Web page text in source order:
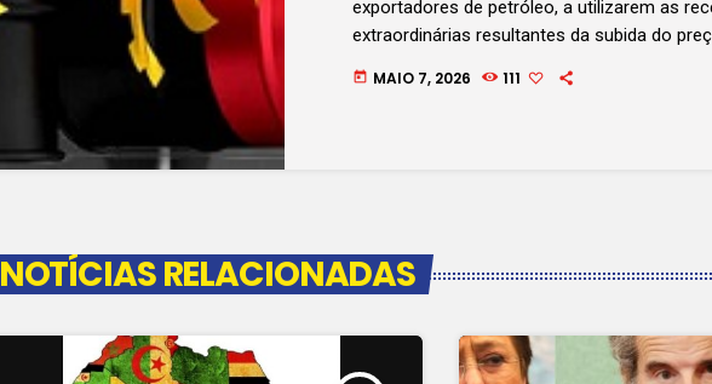
exportadores de petróleo, a utilizarem as
extraordinárias resultantes da subida do
com o chefe-adjunto de divisão do
today MAIO 7, 2026 111
NOTÍCIAS RELACIONADAS